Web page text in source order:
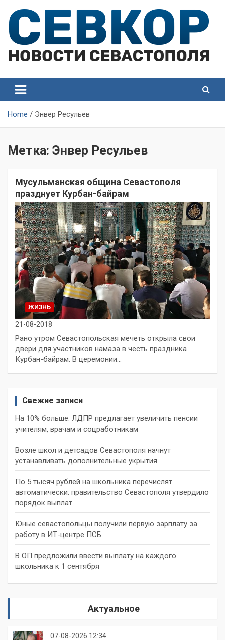
content
Севастополя
Севастополя
Home Энвер Ресульев
Метка: Энвер Ресульев
Мусульманская община Севастополя
празднует Курбан-байрам
ЖИЗНЬ
21-08-2018
Рано утром Севастопольская мечеть открыла свои
двери для участников намаза в честь праздника
Курбан-байрам. В церемонии…
Свежие записи
На 10% больше: ЛДПР предлагает увеличить пенсии
учителям, врачам и соцработникам
Возле школ и детсадов Севастополя начнут
устанавливать дополнительные укрытия
По 5 тысяч рублей на школьника перечислят
автоматически: правительство Севастополя утвердило
порядок выплат
Юные севастопольцы получили первую зарплату за
работу в ИТ-центре ПСБ
В ОП предложили ввести выплату на каждого
школьника к 1 сентября
Актуальное
07-08-2026 12:34